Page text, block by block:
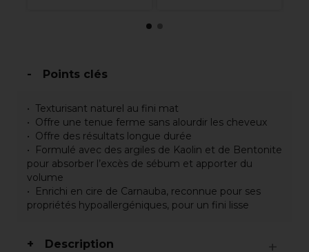
Points clés
Texturisant naturel au fini mat
Offre une tenue ferme sans alourdir les cheveux
Offre des résultats longue durée
Formulé avec des argiles de Kaolin et de Bentonite
pour absorber l’excès de sébum et apporter du
volume
Enrichi en cire de Carnauba, reconnue pour ses
propriétés hypoallergéniques, pour un fini lisse
Description